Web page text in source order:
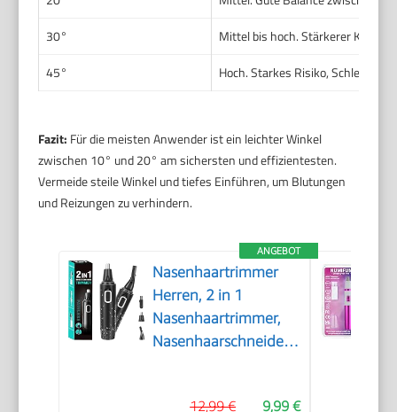
30°
Mittel bis hoch. Stärkerer
45°
Hoch. Starkes Risiko,
Fazit: Für die meisten Anwender ist ein leichter Winkel
zwischen 10° und 20° am sichersten und effizientesten.
Vermeide steile Winkel und tiefes Einführen, um Blutungen
und Reizungen zu verhindern.
ANGEBOT
Nasenhaartrimmer
Herren, 2 in 1
Nasenhaartrimmer,
Nasenhaarschneider,
9,99 €
12,99 €